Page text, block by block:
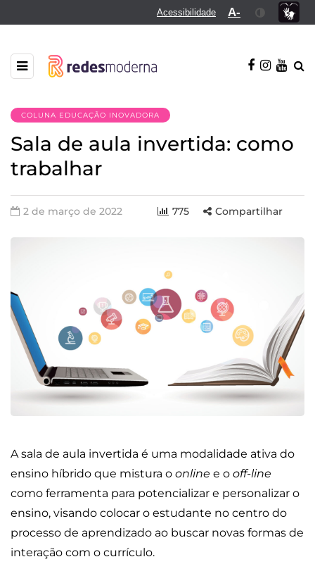
Acessibilidade A-
COLUNA EDUCAÇÃO INOVADORA
Sala de aula invertida: como
trabalhar
2 de março de 2022 775 Compartilhar
A sala de aula invertida é uma modalidade ativa do
ensino híbrido que mistura o online e o off-line
como ferramenta para potencializar e personalizar o
ensino, visando colocar o estudante no centro do
processo de aprendizado ao buscar novas formas de
interação com o currículo.